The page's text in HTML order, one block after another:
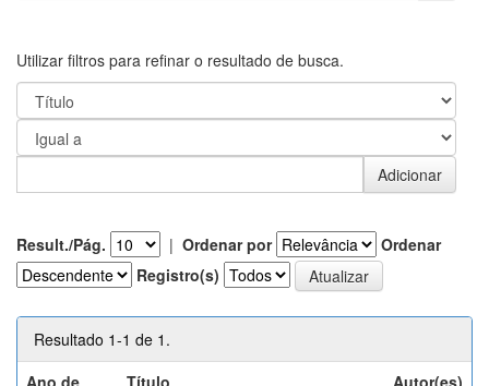
Utilizar filtros para refinar o resultado de busca.
Result./Pág. | Ordenar por
Ordenar
Registro(s)
Resultado 1-1 de 1.
Ano de
Título Autor(es)